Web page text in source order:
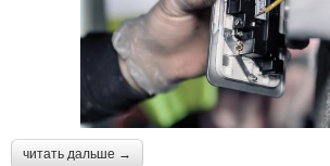
читать дальше →